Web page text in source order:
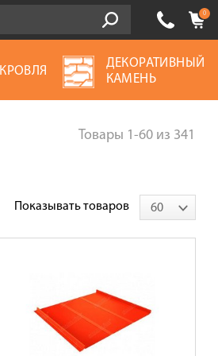
0
КРОВЛЯ
ДЕКОРАТИВНЫЙ
КАМЕНЬ
Товары 1-60из 341
Показывать товаров 60